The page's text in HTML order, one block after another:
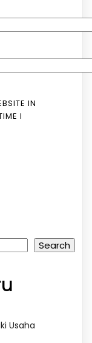
IN
I
Search
Usaha